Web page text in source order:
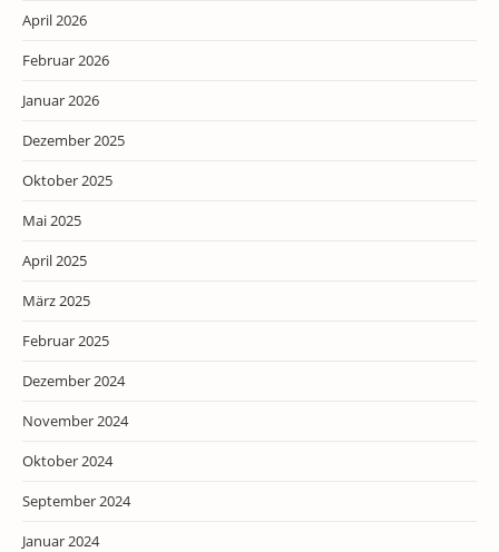
April 2026
Februar 2026
Januar 2026
Dezember 2025
Oktober 2025
Mai 2025
April 2025
März 2025
Februar 2025
Dezember 2024
November 2024
Oktober 2024
September 2024
Januar 2024